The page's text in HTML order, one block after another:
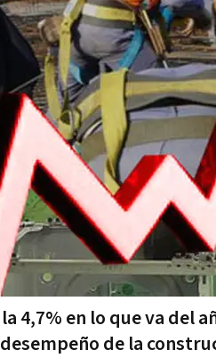
4,7% en lo que va del
de la